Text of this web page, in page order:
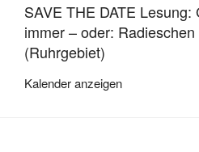
SAVE THE DATE Lesung:
immer – oder:
(Ruhrgebiet)
Kalender anzeigen